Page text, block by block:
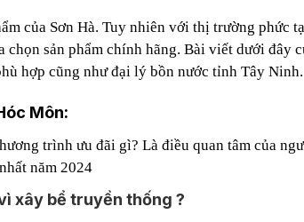
của Sơn Hà. Tuy nhiên với thị trường phức
sản phẩm chính hãng. Bài viết dưới đây
hợp cũng như đại lý bồn nước tỉnh Tây Ninh.
Môn:
trình ưu đãi gì? Là điều quan tâm của
năm 2024
xây bể truyền thống ?